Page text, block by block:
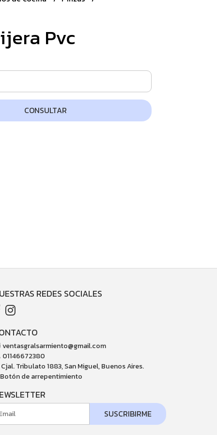
Pvc
CONSULTAR
REDES SOCIALES
ventasgralsarmiento@gmail.com
01146672380
Cjal. Tribulato 1883, San Miguel, Buenos Aires.
Botón de arrepentimiento
SUSCRIBIRME